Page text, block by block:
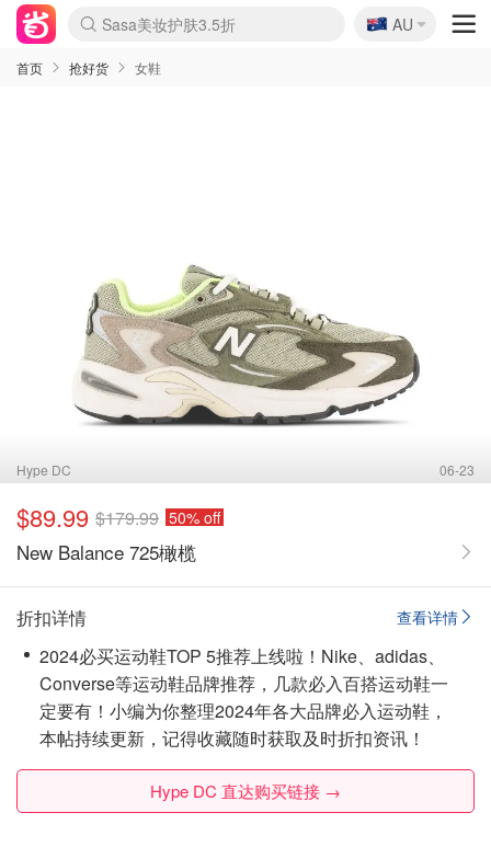
lululemon折扣上新
Sasa美妆护肤3.5折
SSENSE年中3折
FreshBeauty好价汇总
Cettire降价+叠9折
Farfetch折上8折
WWS Coles超市实拍
viagogo二手票捡漏
Myer清仓1折起
The Outnet奢牌1折起
David Jones 3折起
Flannels大牌1折
Perfumes Club护肤1折
AMIRO返校季6.2折
Oweek抽奖送Airpods
Amazon折扣汇总
eToro入金$200送$50
Amazon数码好物
ICONIC本周7.5折
ThedoubleF高奢地板价
Moose Knuckles 6折
丝芙兰5折起
EUFY官网3.7折起
Selenichast首饰2折
Trip机票酒店促销
YSL送5件彩妆礼
Amazon家居好物
BIGBANG巡演开票
David Jones时尚3折
Amazon美妆护肤
雅漾大喷$8
过敏原检测盒$33
伊索独家赠50ml沐浴露
科颜氏清仓3折
SEALIFE海洋馆门票6折
丝塔芙大白罐$16
订阅Newsletter送香薰
Cult Beauty 6.8折
Harrods圣诞日历2.3折
LN-CC奢牌私促3折
d'Alba空姐喷雾$16
EVE LOM套装逆天2折
Bernardelli独家4折
Adore Beauty 6折起
CT圣诞日历
Mytheresa奢品2.7折
Luxury Escapes 9折
Currentbody美容仪9折
卡诗9折+赠4件礼
MOON Garden Live
ALLSAINTS美衣3折
Roborock扫地机3.7折
Tingo Life水杯$24
Valentino官网5折
CR洗发护发6.3折
🇦🇺
AU
首页 抢好货 女鞋
Hype DC 06-23
$89.99 $179.99 50% off
New Balance 725橄榄
查看详情
折扣详情
2024必买运动鞋TOP 5推荐上线啦！Nike、adidas、
Converse等运动鞋品牌推荐，几款必入百搭运动鞋一
定要有！小编为你整理2024年各大品牌必入运动鞋，
本帖持续更新，记得收藏随时获取及时折扣资讯！
Hype DC 直达购买链接 →